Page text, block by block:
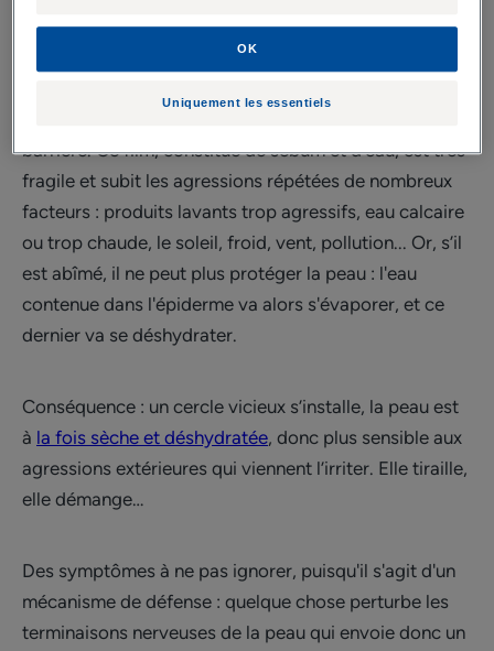
La peau sèche est due à un manque de lipides au
niveau de l’épiderme mais le premier facteur est une
barrière. Ce film, constitué de sébum et d’eau, est très
fragile et subit les agressions répétées de nombreux
facteurs : produits lavants trop agressifs, eau calcaire
ou trop chaude, le soleil, froid, vent, pollution... Or, s’il
est abîmé, il ne peut plus protéger la peau : l'eau
contenue dans l'épiderme va alors s'évaporer, et ce
dernier va se déshydrater.
Conséquence : un cercle vicieux s’installe, la peau est
à la fois sèche et déshydratée, donc plus sensible aux
agressions extérieures qui viennent l’irriter. Elle tiraille,
elle démange…
Des symptômes à ne pas ignorer, puisqu'il s'agit d'un
mécanisme de défense : quelque chose perturbe les
terminaisons nerveuses de la peau qui envoie donc un
Uniquement les essentiels
OK